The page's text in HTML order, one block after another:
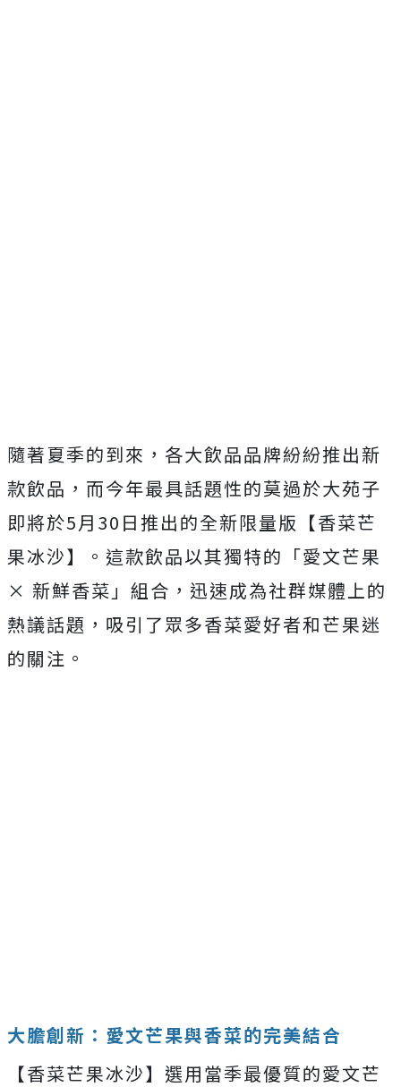
隨著夏季的到來，各大飲品品牌紛紛推出新
款飲品，而今年最具話題性的莫過於大苑子
即將於5月30日推出的全新限量版【香菜芒
果冰沙】。這款飲品以其獨特的「愛文芒果
× 新鮮香菜」組合，迅速成為社群媒體上的
熱議話題，吸引了眾多香菜愛好者和芒果迷
的關注。
大膽創新：愛文芒果與香菜的完美結合
【香菜芒果冰沙】選用當季最優質的愛文芒